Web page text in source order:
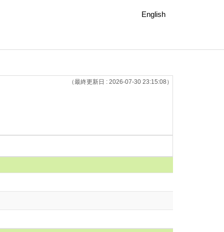
English
（最終更新日 : 2026-07-30 23:15:08）